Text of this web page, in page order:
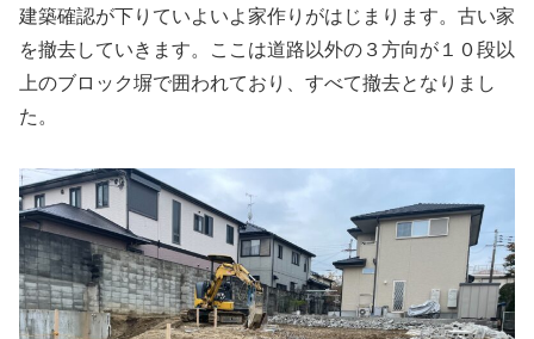
建築確認が下りていよいよ家作りがはじまります。古い家
を撤去していきます。ここは道路以外の３方向が１０段以
上のブロック塀で囲われており、すべて撤去となりまし
た。